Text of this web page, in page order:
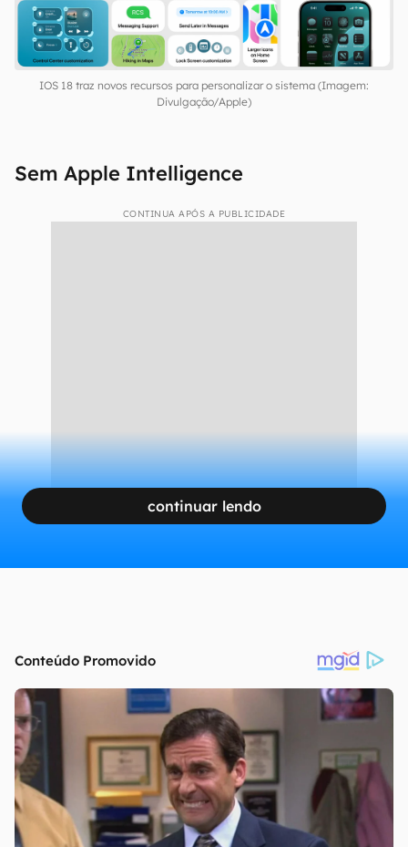
IOS 18 traz novos recursos para personalizar o sistema (Imagem:
Divulgação/Apple)
Sem Apple Intelligence
CONTINUA APÓS A PUBLICIDADE
continuar lendo